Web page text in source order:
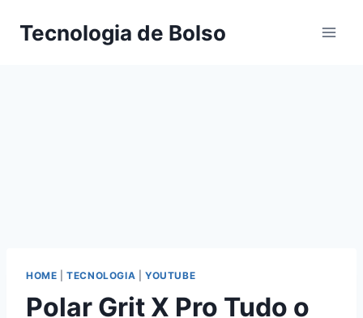
Tecnologia de Bolso
HOME |TECNOLOGIA YOUTUBE
Polar Grit X Pro Tudo o